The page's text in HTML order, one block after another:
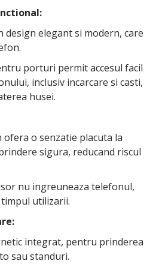
design elegant si modern, care
porturi permit accesul facil
inclusiv incarcare si casti,
husei.
o senzatie placuta la
sigura, reducand riscul
nu ingreuneaza telefonul,
utilizarii.
integrat, pentru prinderea
sau standuri.